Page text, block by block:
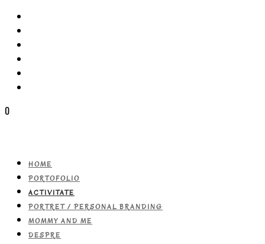
0
HOME
PORTOFOLIO
ACTIVITATE
PORTRET / PERSONAL BRANDING
MOMMY AND ME
DESPRE